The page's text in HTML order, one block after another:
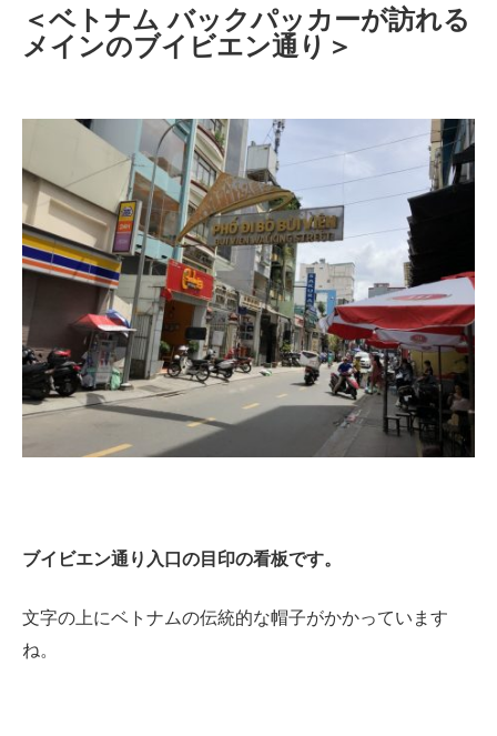
＜ベトナム バックパッカーが訪れる
メインのブイビエン通り＞
ブイビエン通り入口の目印の看板です。
文字の上にベトナムの伝統的な帽子がかかっています
ね。